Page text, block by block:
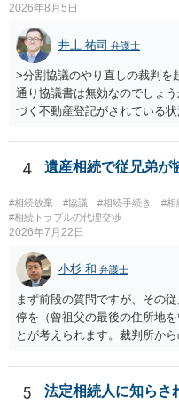
2026年8月5日
井上 祐司 弁護士
>分割協議のやり直しの裁判を
通り協議書は無効なのでしょ
づく不動産登記がされている
方の訴訟の主張及び立証次第
医師の意見書、筆跡鑑定 が提
はありますが、 ・伯母様自身
様の意に反する遺産分割協議
であること からすると、実際
性はそれほど高くない（立証
言えると思います。
4 遺産相続で従兄弟が
#相続放棄 #協議 #相続手続き #相
#相続トラブルの代理交渉
2026年7月22日
小杉 和 弁護士
まず前段の質問ですが、その
停を（曾祖父の最後の住所地
とが考えられます。裁判所か
能と思われます。時間が思っ
揃える必要があります。その
5
法定相続人に知らさ